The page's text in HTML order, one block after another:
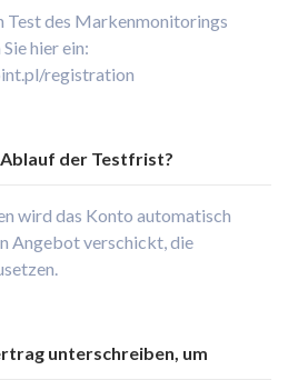
Test des Markenmonitorings
hier ein:
registration
der Testfrist?
wird das Konto automatisch
Angebot verschickt, die
unterschreiben, um